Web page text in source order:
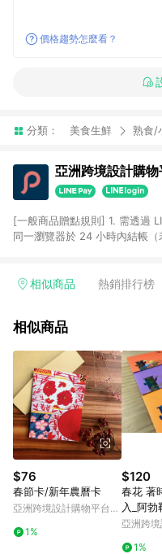
價格趨勢怎麼看？
分類： 美食生鮮 熟食/
亞洲跨境設計購
[一般商品贈點規則] 1. 需透過
同一瀏覽器於 24 小時內結帳
回饋訂單不得享有 Pinkoi 站方
行為，不具贈點資格，部分退
貨後 45 天後發送。 8. 群眾募
運費，攤位費等不具贈點資格
顏色、價位、贈品如與 Pinkoi
Pinkoi 購物商品資訊頁及購物
則請以點數紅包活動說明為準
頁面後才首次下載 Pinkoi APP
上，首次下載 Pinkoi APP 後
面，方享導購資格。
相似商品 熱銷排行榜
相似商品
$76
春節卡/新年農曆卡
亞洲跨境設計購物平台
1%
$120
春花 著
入_阿
花
亞洲跨
1%